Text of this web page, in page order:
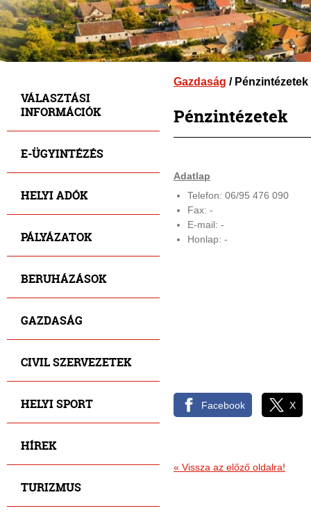
VÁLASZTÁSI
INFORMÁCIÓK
E-ÜGYINTÉZÉS
HELYI ADÓK
PÁLYÁZATOK
BERUHÁZÁSOK
GAZDASÁG
CIVIL SZERVEZETEK
HELYI SPORT
HÍREK
TURIZMUS
Gazdaság / Pénzintézetek
Pénzintézetek
Adatlap
Telefon: 06/95 476 090
Fax: -
E-mail: -
Honlap: -
Facebook X
« Vissza az előző oldalra!